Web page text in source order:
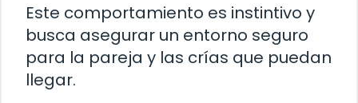
Este comportamiento es instintivo y
busca asegurar un entorno seguro
para la pareja y las crías que puedan
llegar.